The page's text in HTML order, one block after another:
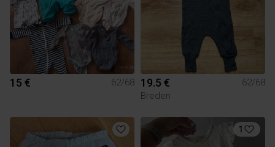
15 € 62/68 19.5 €
62/68
Breden
1